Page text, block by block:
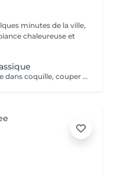
minutes de la ville,
chaleureuse et
Coupage et limage ongles, trempage dans coquille, couper cuticule avec pince à envie, bloc ponce, sérum, crème. Prévoir plus de temps au salon jusqu'à séchage complet du vernis. La manucure russe vous offrira un rendu absolument parfait. Votre cuticule sera repoussée de manière maximale. La manucure russe convient à tous types d'ongles, même les plus abîmés, car elle va permettre de préparer et renforcer l'ongle et également de l'allonger en repoussant plus haut les cuticules.